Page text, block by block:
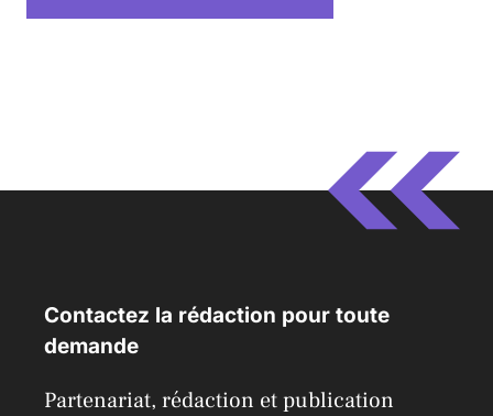
Contactez la rédaction pour toute
demande
Partenariat, rédaction et publication